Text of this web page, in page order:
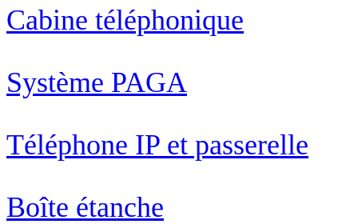
Cabine téléphonique
Système PAGA
Téléphone IP et passerelle
Boîte étanche